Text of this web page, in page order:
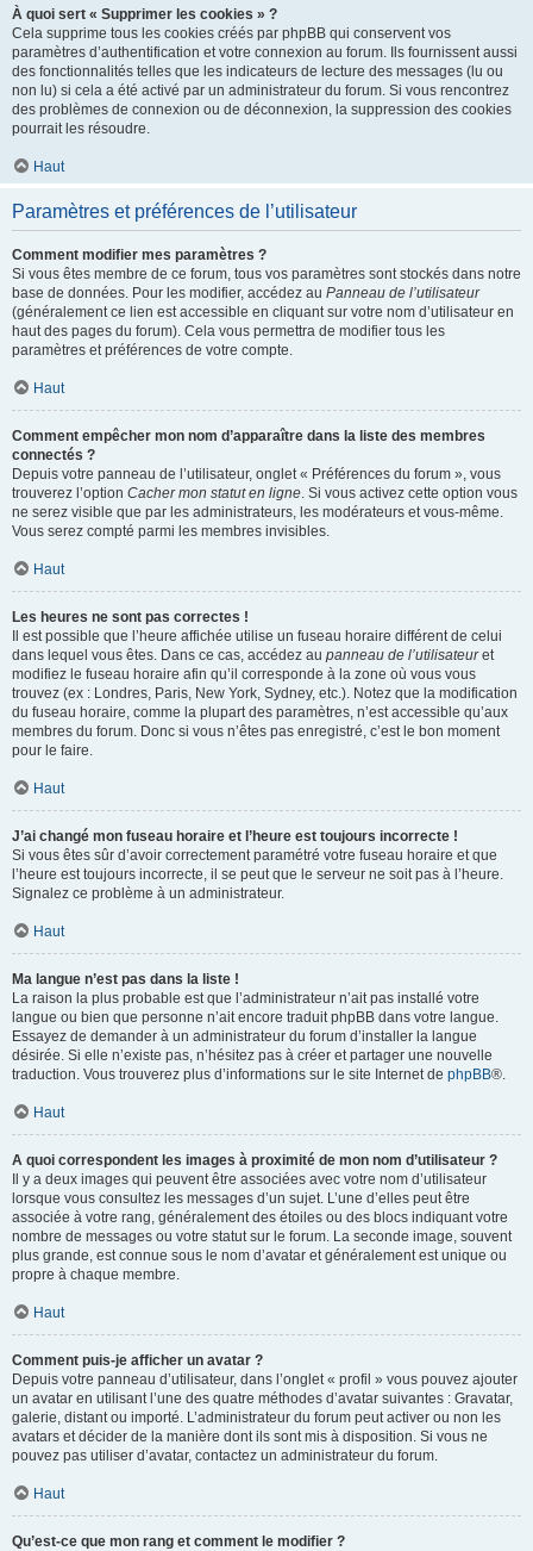
À quoi sert « Supprimer les cookies » ?
Cela supprime tous les cookies créés par phpBB qui conservent vos
paramètres d’authentification et votre connexion au forum. Ils fournissent aussi
des fonctionnalités telles que les indicateurs de lecture des messages (lu ou
non lu) si cela a été activé par un administrateur du forum. Si vous rencontrez
des problèmes de connexion ou de déconnexion, la suppression des cookies
pourrait les résoudre.
Haut
Paramètres et préférences de l’utilisateur
Comment modifier mes paramètres ?
Si vous êtes membre de ce forum, tous vos paramètres sont stockés dans notre
base de données. Pour les modifier, accédez au Panneau de l’utilisateur
(généralement ce lien est accessible en cliquant sur votre nom d’utilisateur en
haut des pages du forum). Cela vous permettra de modifier tous les
paramètres et préférences de votre compte.
Haut
Comment empêcher mon nom d’apparaître dans la liste des membres
connectés ?
Depuis votre panneau de l’utilisateur, onglet « Préférences du forum », vous
trouverez l’option Cacher mon statut en ligne. Si vous activez cette option vous
ne serez visible que par les administrateurs, les modérateurs et vous-même.
Vous serez compté parmi les membres invisibles.
Haut
Les heures ne sont pas correctes !
Il est possible que l’heure affichée utilise un fuseau horaire différent de celui
dans lequel vous êtes. Dans ce cas, accédez au panneau de l’utilisateuret
modifiez le fuseau horaire afin qu’il corresponde à la zone où vous vous
trouvez (ex : Londres, Paris, New York, Sydney, etc.). Notez que la modification
du fuseau horaire, comme la plupart des paramètres, n’est accessible qu’aux
membres du forum. Donc si vous n’êtes pas enregistré, c’est le bon moment
pour le faire.
Haut
J’ai changé mon fuseau horaire et l’heure est toujours incorrecte !
Si vous êtes sûr d’avoir correctement paramétré votre fuseau horaire et que
l’heure est toujours incorrecte, il se peut que le serveur ne soit pas à l’heure.
Signalez ce problème à un administrateur.
Haut
Ma langue n’est pas dans la liste !
La raison la plus probable est que l’administrateur n’ait pas installé votre
langue ou bien que personne n’ait encore traduit phpBB dans votre langue.
Essayez de demander à un administrateur du forum d’installer la langue
désirée. Si elle n’existe pas, n’hésitez pas à créer et partager une nouvelle
traduction. Vous trouverez plus d’informations sur le site Internet de phpBB®.
Haut
A quoi correspondent les images à proximité de mon nom d’utilisateur ?
Il y a deux images qui peuvent être associées avec votre nom d’utilisateur
lorsque vous consultez les messages d’un sujet. L’une d’elles peut être
associée à votre rang, généralement des étoiles ou des blocs indiquant votre
nombre de messages ou votre statut sur le forum. La seconde image, souvent
plus grande, est connue sous le nom d’avatar et généralement est unique ou
propre à chaque membre.
Haut
Comment puis-je afficher un avatar ?
Depuis votre panneau d’utilisateur, dans l’onglet « profil » vous pouvez ajouter
un avatar en utilisant l’une des quatre méthodes d’avatar suivantes : Gravatar,
galerie, distant ou importé. L’administrateur du forum peut activer ou non les
avatars et décider de la manière dont ils sont mis à disposition. Si vous ne
pouvez pas utiliser d’avatar, contactez un administrateur du forum.
Haut
Qu’est-ce que mon rang et comment le modifier ?